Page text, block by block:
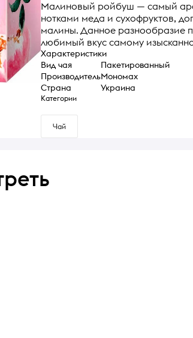
Малиновый ройбуш — самый
нотками меда и сухофруктов,
малины. Данное разнообразие
любимый вкус самому
Характеристики
Вид чая
Пакетированный
ПроизводительМономах
Страна
Украина
Категории
Чай